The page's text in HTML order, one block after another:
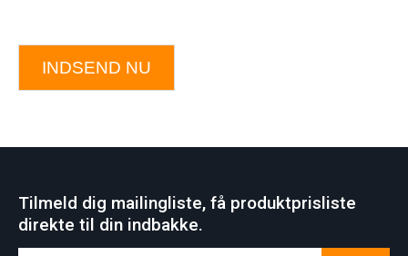
INDSEND NU
Tilmeld dig mailingliste, få produktprisliste
direkte til din indbakke.